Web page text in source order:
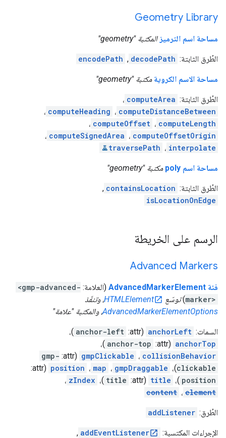
Geometry Library
مساحة اسم الترميز المكتبة "geometry"
الطُرق الثابتة: decodePath
,
encodePath
مساحة الاسم الكروية مكتبة "geometry"
الطُرق الثابتة: computeArea ،
computeDistanceBetween ، computeHeading ،
computeLength ، computeOffset ،
computeOffsetOrigin ، computeSignedArea ،
interpolate ، traversePath
مساحة اسم poly مكتبة "geometry"
الطُرق الثابتة: containsLocation
,
isLocationOnEdge
الرسم على الخريطة
Advanced Markers
فئة AdvancedMarkerElement (العلامة: <gmp-advanced-
marker>
) توسّع HTMLElement، وتنفّذ
AdvancedMarkerElementOptions، والمكتبة "علامة"
السمات: anchorLeft
(attr:
anchor-left )،
anchorTop
(attr:
anchor-top )،
collisionBehavior ، gmpClickable
(attr:
gmp-
clickable)، gmpDraggable ، map ، position
(attr:
position )، title
(attr:
title )، zIndex ،
element ، content
الطُرق: addListener
الإجراءات المكتسبة: addEventListener
,